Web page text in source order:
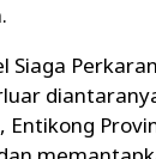
Siaga
Entikong